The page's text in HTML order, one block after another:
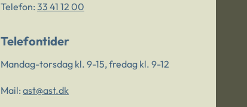
Telefon: 33 41 12 00
Telefontider
Mandag-torsdag kl. 9-15, fredag kl. 9-12
Mail: ast@ast.dk